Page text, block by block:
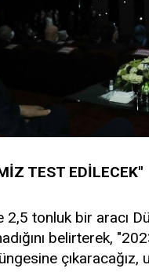
TEST EDİLECEK"
2,5 tonluk bir aracı
belirterek,
çıkaracağız,